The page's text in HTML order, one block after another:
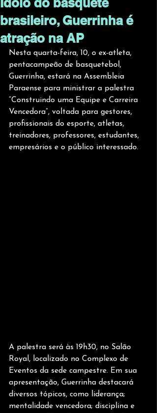
brasileiro, Guerrinha é
atração na AP
Nesta quarta-feira, 10, o ex-atleta,
pentacampeão de basquetebol,
Guerrinha, estará na Assembleia
Paraense para ministrar a palestra
“Construindo uma Equipe e Carreira
Vencedora”, voltada para gestores,
profissionais do esporte, atletas,
treinadores, professores, estudantes,
empresários e o público interessado.
A palestra será às 19h30, no Salão
Royal, localizado no Complexo de
Eventos da sede campestre. Em sua
apresentação, Guerrinha destacará
diversos tópicos, como liderança;
mentalidade vencedora; disciplina e